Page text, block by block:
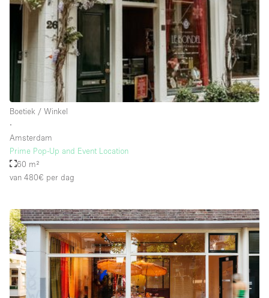
RAW
Schitterend uitzicht
Smoking Area
Soundproof
Straatniveau
Terrace
Toegankelijk voor mensen met handicap
Toiletten
Toonbanken
Verlichting
Verwarming
Voorraadkamer
Water Access
Boetiek / Winkel
∙
Amsterdam
Prime Pop-Up and Event Location
60 m²
van 480€ per dag